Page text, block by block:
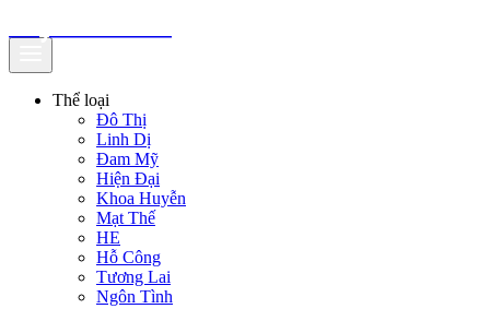
Thể loại
Đô Thị
Linh Dị
Đam Mỹ
Hiện Đại
Khoa Huyễn
Mạt Thế
HE
Hỗ Công
Tương Lai
Ngôn Tình